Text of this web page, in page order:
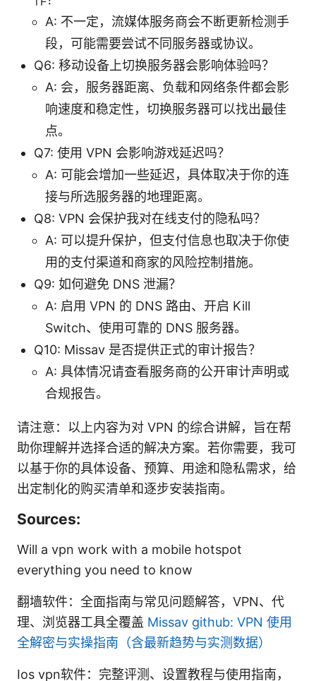
A: 不一定，流媒体服务商会不断更新检测手
段，可能需要尝试不同服务器或协议。
Q6: 移动设备上切换服务器会影响体验吗？
A: 会，服务器距离、负载和网络条件都会影
响速度和稳定性，切换服务器可以找出最佳
点。
Q7: 使用 VPN 会影响游戏延迟吗？
A: 可能会增加一些延迟，具体取决于你的连
接与所选服务器的地理距离。
Q8: VPN 会保护我对在线支付的隐私吗？
A: 可以提升保护，但支付信息也取决于你使
用的支付渠道和商家的风险控制措施。
Q9: 如何避免 DNS 泄漏？
A: 启用 VPN 的 DNS 路由、开启 Kill
Switch、使用可靠的 DNS 服务器。
Q10: Missav 是否提供正式的审计报告？
A: 具体情况请查看服务商的公开审计声明或
合规报告。
请注意：以上内容为对 VPN 的综合讲解，旨在帮
助你理解并选择合适的解决方案。若你需要，我可
以基于你的具体设备、预算、用途和隐私需求，给
出定制化的购买清单和逐步安装指南。
Sources:
Will a vpn work with a mobile hotspot
everything you need to know
翻墙软件：全面指南与常见问题解答，VPN、代
理、浏览器工具全覆盖 Missav github: VPN 使用
全解密与实操指南（含最新趋势与实测数据）
Ios vpn软件：完整评测、设置教程与使用指南，